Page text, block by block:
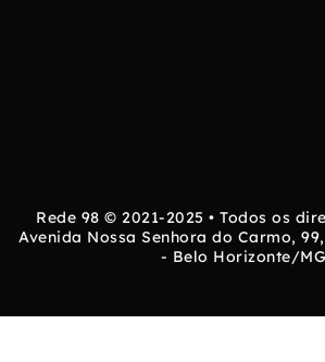
Rede 98 © 2021-2025 • Todos os
Avenida Nossa Senhora do Carmo,
- Belo Horizonte/MG